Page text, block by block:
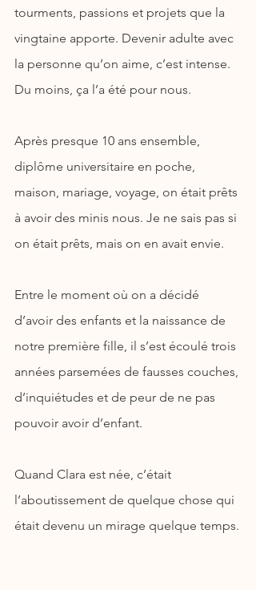
tourments, passions et projets que la
vingtaine apporte. Devenir adulte avec
la personne qu’on aime, c’est intense.
Du moins, ça l’a été pour nous.
Après presque 10 ans ensemble,
diplôme universitaire en poche,
maison, mariage, voyage, on était prêts
à avoir des minis nous. Je ne sais pas si
on était prêts, mais on en avait envie.
Entre le moment où on a décidé
d’avoir des enfants et la naissance de
notre première fille, il s’est écoulé trois
années parsemées de fausses couches,
d’inquiétudes et de peur de ne pas
pouvoir avoir d’enfant.
Quand Clara est née, c’était
l’aboutissement de quelque chose qui
était devenu un mirage quelque temps.